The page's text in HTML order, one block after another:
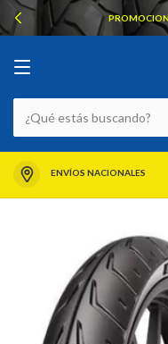
ENVÍOS NACIONALES